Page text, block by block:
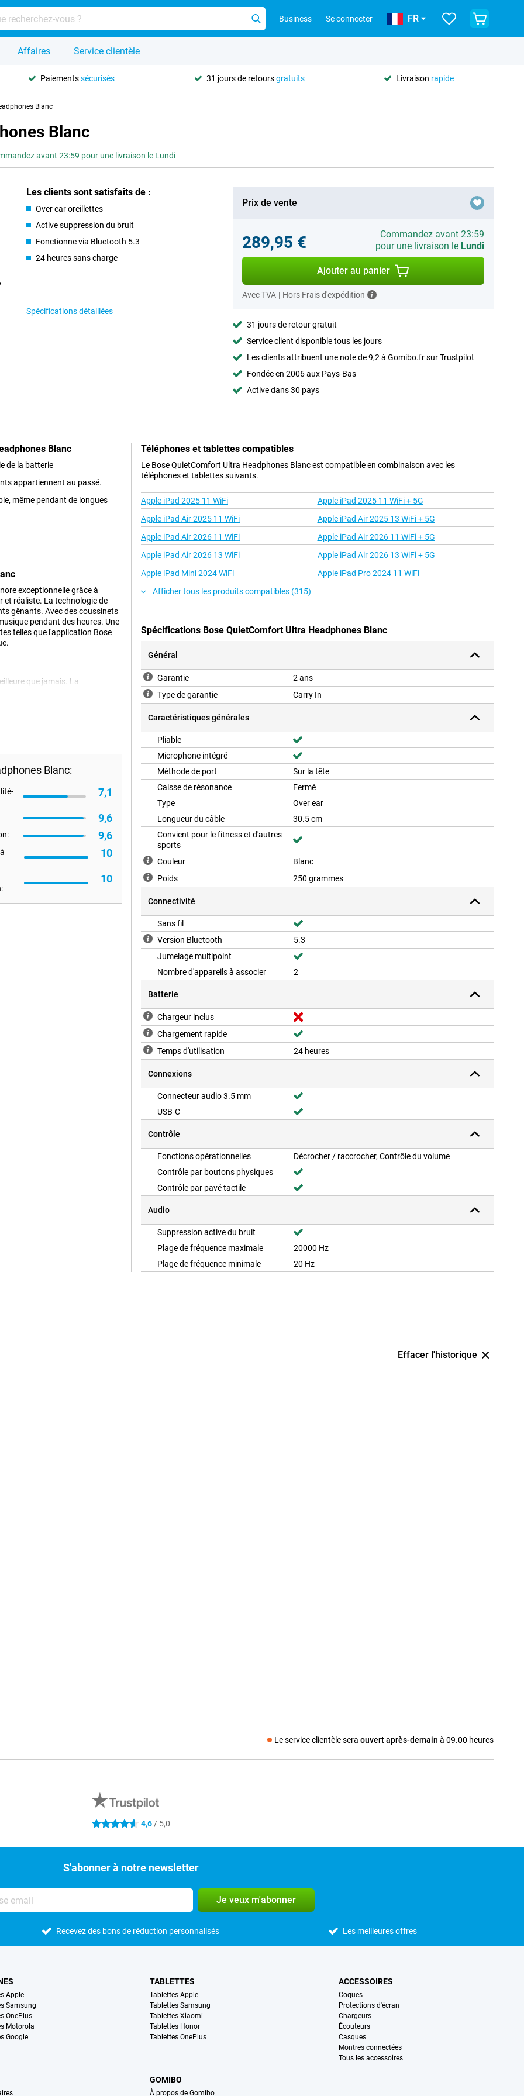
Business Se connecter FR
Affaires Service clientèle
Paiementssécurisés 31 jours de retoursgratuits Livraison rapide
Blanc
Blanc
avant 23:59 pour une livraison le Lundi
Les clients sont satisfaits de :
Over ear oreillettes
Active suppression du bruit
Fonctionne via Bluetooth 5.3
24 heures sans charge
Spécifications détaillées
Prix de vente
289,95 €
Commandez avant 23:59
pour une livraison le Lundi
Ajouter au panier
Avec TVA | Hors Frais d'expédition
31 jours de retour gratuit
Service client disponible tous les jours
Les clients attribuent une note de 9,2 à Gomibo.fr sur Trustpilot
Fondée en 2006 aux Pays-Bas
Active dans 30 pays
Blanc
de la batterie
appartiennent au passé.
même pendant de longues
exceptionnelle grâce à
et réaliste. La technologie de
gênants. Avec des coussinets
pendant des heures. Une
telles que l'application Bose
que jamais. La
en direct.
de réduction du bruit du
Bose Music, afin de toujours
luxueux et le bandeau
écouter pendant des
soucier du chargement. Si la
d'écoute avec le casque.
à nouveau de 2 heures
Blanc:
7,1
9,6
9,6
10
10
Téléphones et tablettes compatibles
Le Bose QuietComfort Ultra Headphones Blanc est compatible en combinaison avec les
téléphones et tablettes suivants.
Apple iPad 2025 11 WiFi
Apple iPad 2025 11 WiFi + 5G
Apple iPad Air 2025 11 WiFi
Apple iPad Air 2025 13 WiFi + 5G
Apple iPad Air 2026 11 WiFi
Apple iPad Air 2026 11 WiFi + 5G
Apple iPad Air 2026 13 WiFi
Apple iPad Air 2026 13 WiFi + 5G
Apple iPad Mini 2024 WiFi
Apple iPad Pro 2024 11 WiFi
Afficher tous les produits compatibles (315)
Spécifications Bose QuietComfort Ultra Headphones Blanc
Général
Garantie
2 ans
Type de garantie
Carry In
Caractéristiques générales
Pliable
Microphone intégré
Méthode de port
Sur la tête
Caisse de résonance
Fermé
Type
Over ear
Longueur du câble
30.5 cm
Convient pour le fitness et d'autres
sports
Couleur
Blanc
Poids
250 grammes
Connectivité
Sans fil
Version Bluetooth
5.3
Jumelage multipoint
Nombre d'appareils à associer
2
Batterie
Chargeur inclus
Chargement rapide
Temps d'utilisation
24 heures
Connexions
Connecteur audio 3.5 mm
USB-C
Contrôle
Fonctions opérationnelles
Décrocher / raccrocher, Contrôle du volume
Contrôle par boutons physiques
Contrôle par pavé tactile
Audio
Suppression active du bruit
Plage de fréquence maximale
20000 Hz
Plage de fréquence minimale
20 Hz
Effacer l'historique
Le service clientèle sera ouvert après-demain à 09.00 heures
Média social
4.6 étoiles 4,6 / 5,0
S'abonner à notre newsletter
Je veux m'abonner
Recevez des bons de réduction personnalisés Les meilleures offres
Apple
Samsung
OnePlus
Motorola
Google
TABLETTES
Tablettes Apple
Tablettes Samsung
Tablettes Xiaomi
Tablettes Honor
Tablettes OnePlus
ACCESSOIRES
Coques
Protections d'écran
Chargeurs
Écouteurs
Casques
Montres connectées
Tous les accessoires
GOMIBO
À propos de Gomibo